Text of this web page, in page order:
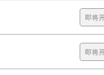
即将
即将